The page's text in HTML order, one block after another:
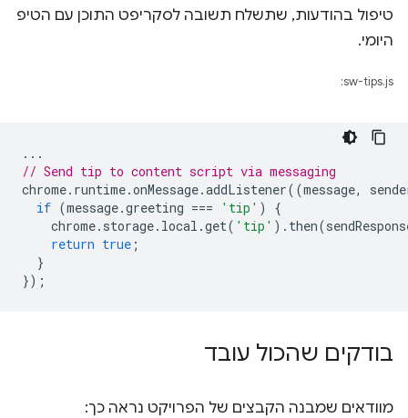
טיפול בהודעות, שתשלח תשובה לסקריפט התוכן עם הטיפ
היומי.
sw-tips.js:
...
// Send tip to content script via messaging
chrome. runtime.onMessage.addListener((message,
if (message.greeting === 'tip' )
{
chrome. storage. local .get( 'tip' ). then(
return true ;
}
});
בודקים שהכול עובד
מוודאים שמבנה הקבצים של הפרויקט נראה כך: